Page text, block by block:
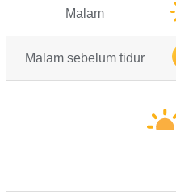
Malam
Malam sebelum tidur